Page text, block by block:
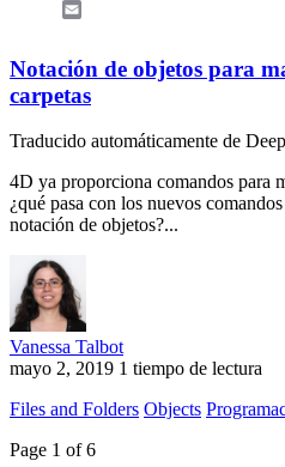
Notación de objetos para
carpetas
Traducido automáticamente de
4D ya proporciona comandos para
¿qué pasa con los nuevos
notación de objetos?...
Vanessa Talbot
mayo 2, 2019 1 tiempo de lectura
Files and Folders Objects
Page 1 of 6